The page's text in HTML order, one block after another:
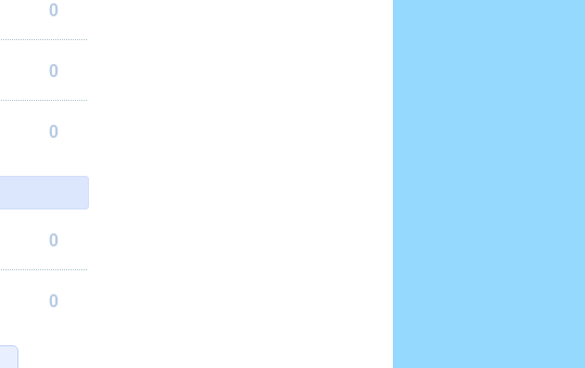
0
0
0
0
0